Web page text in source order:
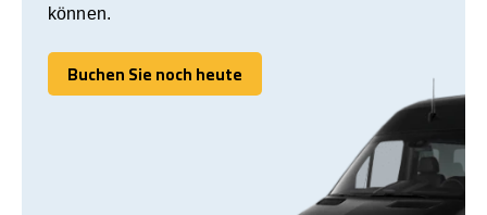
können.
Buchen Sie noch heute
Buchen Sie noch heute